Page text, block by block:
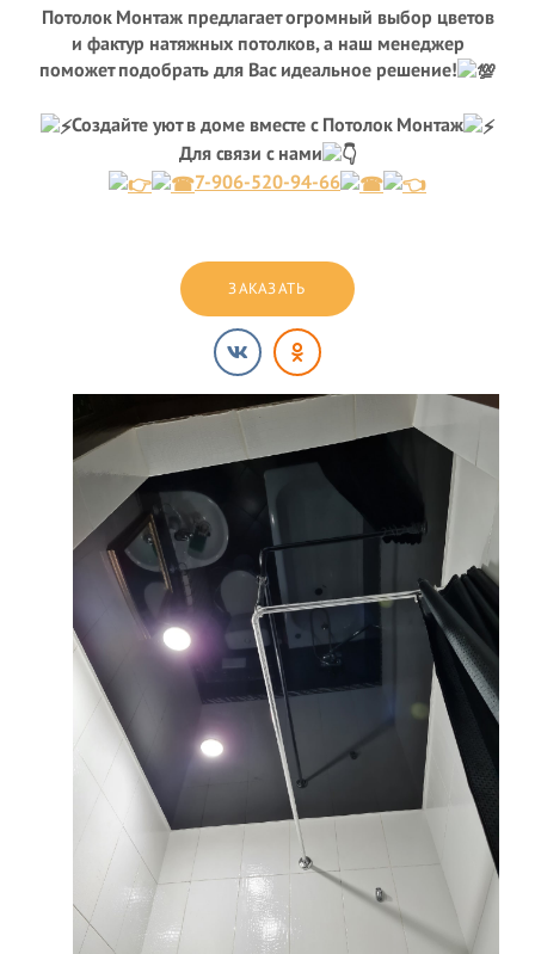
Потолок Монтаж предлагает огромный выбор цветов
и фактур натяжных потолков, а наш менеджер
поможет подобрать для Вас идеальное решение!
Создайте уют в доме вместе с Потолок Монтаж
Для связи с нами
7-906-520-94-66
ЗАКАЗАТЬ